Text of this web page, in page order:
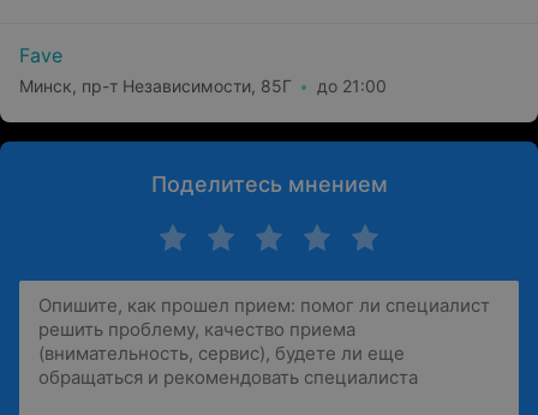
Fave
Минск, пр-т Независимости, 85Г до 21:00
Поделитесь мнением